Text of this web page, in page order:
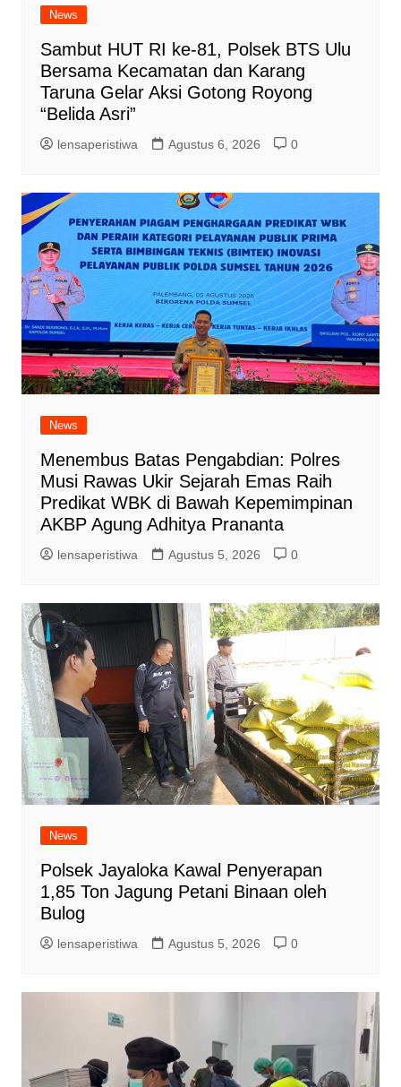
News
Sambut HUT RI ke-81, Polsek BTS Ulu
Bersama Kecamatan dan Karang
Taruna Gelar Aksi Gotong Royong
“Belida Asri”
lensaperistiwa Agustus 6, 2026 0
News
Menembus Batas Pengabdian: Polres
Musi Rawas Ukir Sejarah Emas Raih
Predikat WBK di Bawah Kepemimpinan
AKBP Agung Adhitya Prananta
lensaperistiwa Agustus 5, 2026 0
News
Polsek Jayaloka Kawal Penyerapan
1,85 Ton Jagung Petani Binaan oleh
Bulog
lensaperistiwa Agustus 5, 2026 0